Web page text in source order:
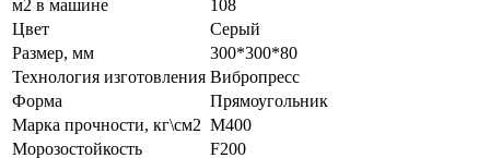
м2 в машине
108
Цвет
Серый
Размер, мм
300*300*80
Технология изготовления Вибропресс
Форма
Прямоугольник
Марка прочности, кг\см2 М400
Морозостойкость
F200